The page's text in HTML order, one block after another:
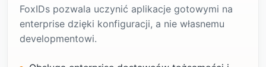
FoxIDs pozwala uczynić aplikacje gotowymi na
enterprise dzięki konfiguracji, a nie własnemu
developmentowi.